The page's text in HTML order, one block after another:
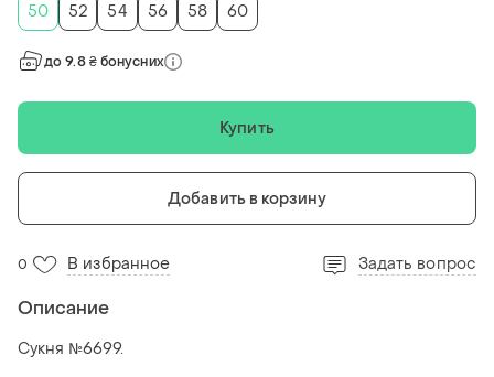
50
52 54 56 58 60
до 9.8 ₴ бонусних
Купить
Добавить в корзину
0 В избранное Задать вопрос
Описание
Сукня №6699.